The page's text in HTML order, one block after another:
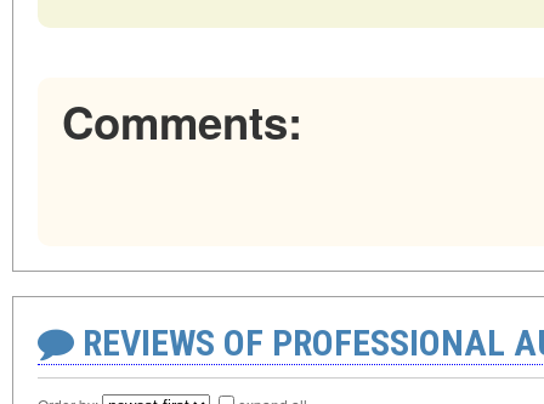
Comments:
REVIEWS OF PROFESSIONAL